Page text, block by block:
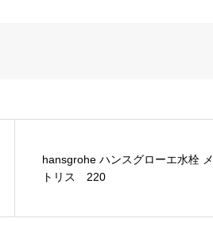
hansgrohe ハンスグローエ水栓 メ
トリス 220